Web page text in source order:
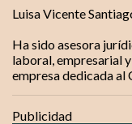
Luisa Vicente
Ha sido asesora
laboral, empresarial
empresa dedicada al
Publicidad